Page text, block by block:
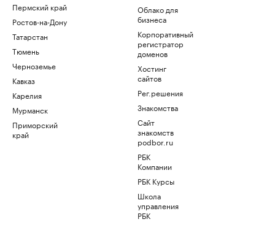
Пермский край
Ростов-на-Дону
Татарстан
Тюмень
Черноземье
Кавказ
Карелия
Мурманск
Приморский
край
Облако для
бизнеса
Корпоративный
регистратор
доменов
Хостинг
сайтов
Рег.решения
Знакомства
Сайт
знакомств
podbor.ru
РБК
Компании
РБК Курсы
Школа
управления
РБК